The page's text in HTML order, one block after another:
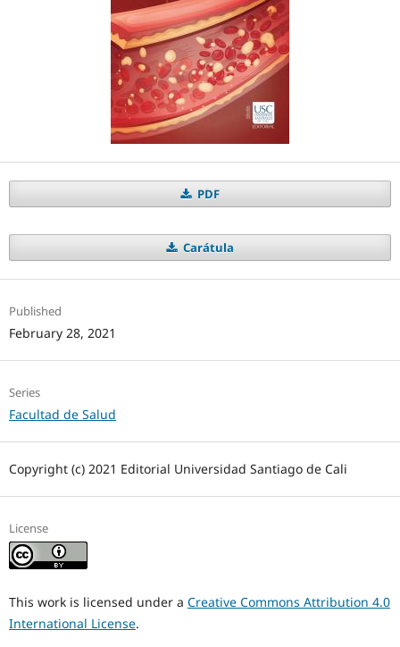
PDF
Carátula
Published
February 28, 2021
Series
Facultad de Salud
Copyright (c) 2021 Editorial Universidad Santiago de Cali
License
This work is licensed under a Creative Commons Attribution 4.0
International License.